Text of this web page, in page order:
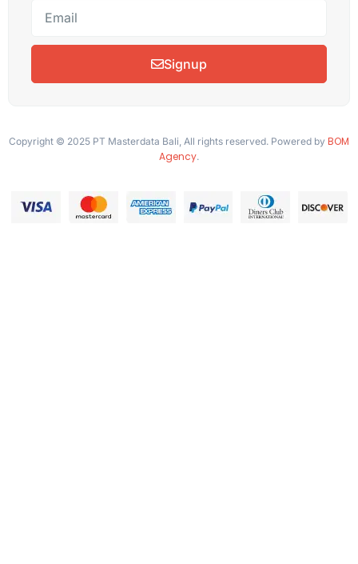
Signup
Copyright © 2025 PT Masterdata Bali, All rights reserved. Powered by BOM
Agency.